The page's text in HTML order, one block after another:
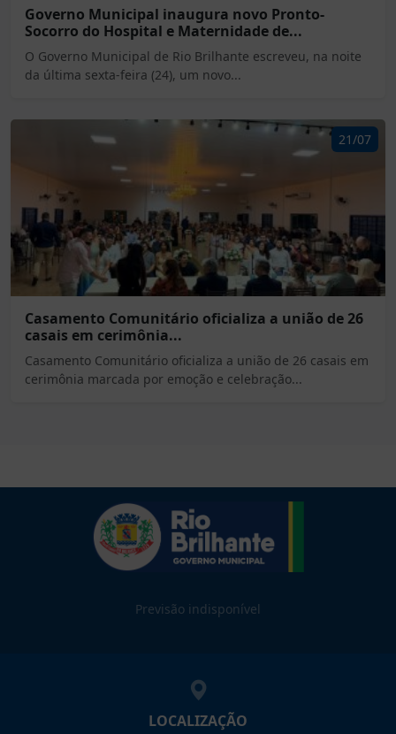
Governo Municipal inaugura novo Pronto-
Socorro do Hospital e Maternidade de...
O Governo Municipal de Rio Brilhante escreveu, na noite
da última sexta-feira (24), um novo...
21/07
Casamento Comunitário oficializa a união de 26
casais em cerimônia...
Casamento Comunitário oficializa a união de 26 casais em
cerimônia marcada por emoção e celebração...
Previsão indisponível
LOCALIZAÇÃO